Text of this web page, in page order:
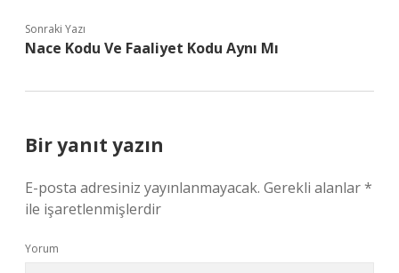
Sonraki Yazı
Nace Kodu Ve Faaliyet Kodu Aynı Mı
Bir yanıt yazın
E-posta adresiniz yayınlanmayacak. Gerekli alanlar*
ile işaretlenmişlerdir
Yorum